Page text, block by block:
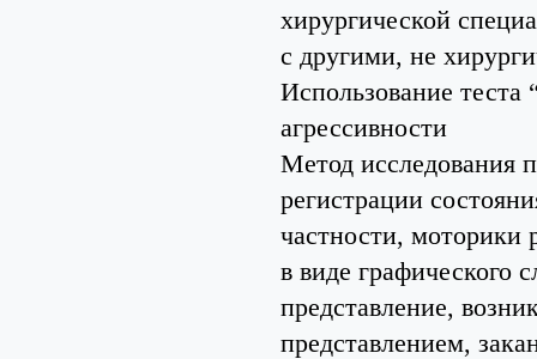
хирургической
с другими, не
Использование
агрессивности
Метод исследования
регистрации
частности,
в виде графического
представление,
представлением,